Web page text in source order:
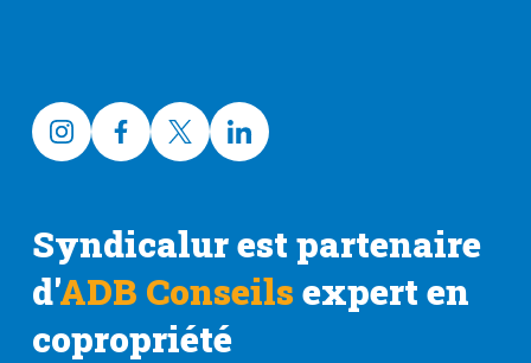
Syndicalur est partenaire
d'ADB Conseils expert en
copropriété